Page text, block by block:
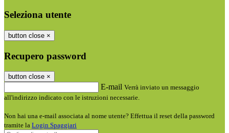
Seleziona utente
button close ×
Recupero password
button close ×
E-mail Verrà inviato un messaggio
all'indirizzo indicato con le istruzioni necessarie.
Non hai una e-mail associata al nome utente? Effettua il reset della password
tramite la Login Spaggiari